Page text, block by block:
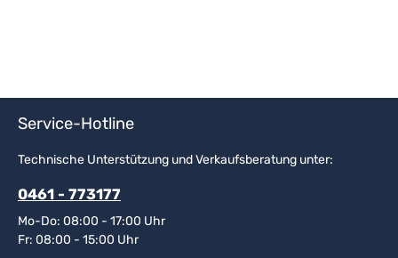
Service-Hotline
Technische Unterstützung und Verkaufsberatung unter:
0461 - 773177
Mo-Do: 08:00 - 17:00 Uhr
Fr: 08:00 - 15:00 Uhr